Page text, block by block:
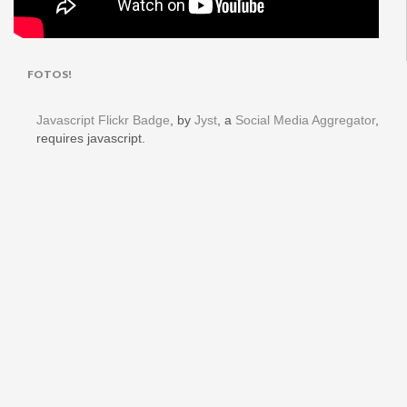
FOTOS!
Javascript Flickr Badge , by Jyst , a Social Media Aggregator,
requires javascript.